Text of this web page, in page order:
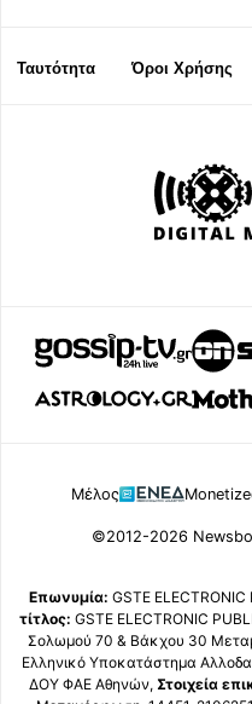
Ταυτότητα Όροι Χρήσης
Μέλος
©2012-2026
Επωνυμία: GSTE
τίτλος: GSTE ELECTRONIC
Σολωμού 70 & Βάκχου 30
Ελληνικό Υποκατάστημα
ΔΟΥ ΦΑΕ Αθηνών, Στοιχεία